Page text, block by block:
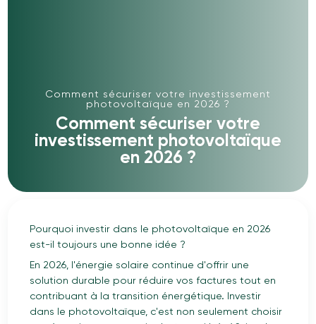
Comment sécuriser votre investissement
photovoltaïque en 2026 ?
Comment sécuriser votre
investissement photovoltaïque
en 2026 ?
Pourquoi investir dans le photovoltaïque en 2026
est-il toujours une bonne idée ?
En 2026, l'énergie solaire continue d'offrir une
solution durable pour réduire vos factures tout en
contribuant à la transition énergétique. Investir
dans le photovoltaïque, c'est non seulement choisir